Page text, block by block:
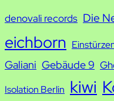
denovali records Die
eichborn
Galiani Gebäude 9
Isolation Berlin kiwi